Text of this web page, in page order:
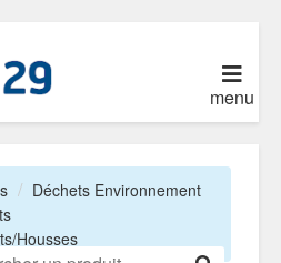
menu
Déchets Environnement
Housses